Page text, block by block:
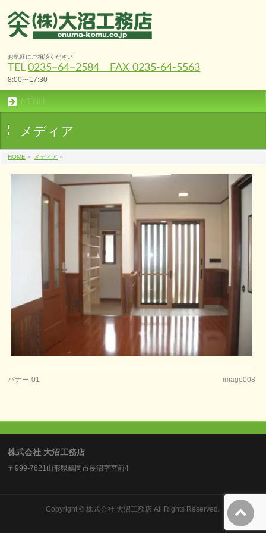
お気軽にご相談ください
TEL0235−64−2584 FAX 0235-64-5563
8:00〜17:30
MENU
メディア
HOME » メディア »
バナー-01 image008
株式会社 大沼工務店
〒999-7621山形県鶴岡市長沼字宮前4
Copyright ©株式会社 大沼工務店 All Rights Reserved.